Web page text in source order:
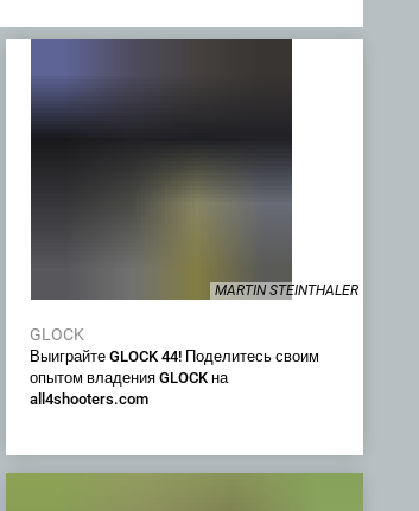
MARTIN STEINTHALER
GLOCK
Выиграйте GLOCK 44! Поделитесь своим
опытом владения GLOCK на
all4shooters.com